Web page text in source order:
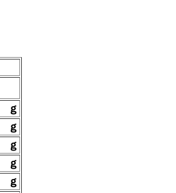
ｇ
ｇ
ｇ
ｇ
ｇ